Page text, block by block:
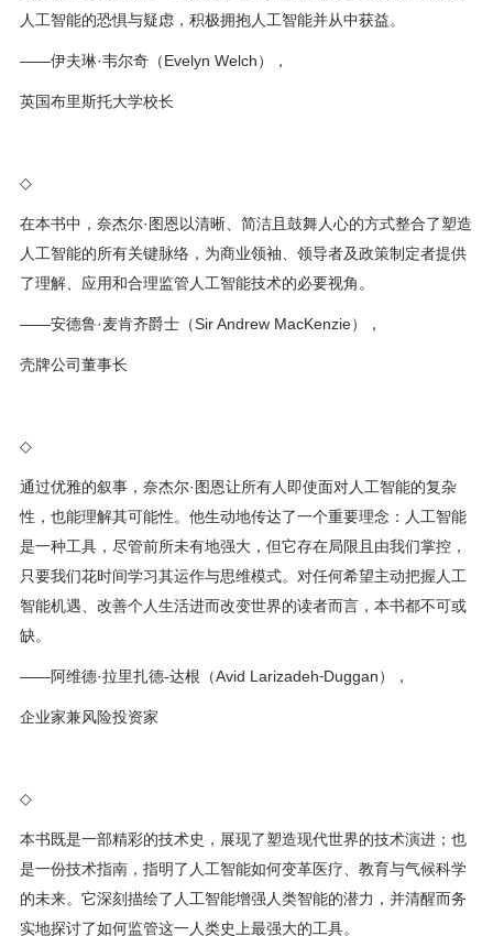
人工智能的恐惧与疑虑，积极拥抱人工智能并从中获益。
——伊夫琳·韦尔奇（Evelyn Welch），
英国布里斯托大学校长
◇
在本书中，奈杰尔·图恩以清晰、简洁且鼓舞人心的方式整合了塑造
人工智能的所有关键脉络，为商业领袖、领导者及政策制定者提供
了理解、应用和合理监管人工智能技术的必要视角。
——安德鲁·麦肯齐爵士（Sir Andrew MacKenzie），
壳牌公司董事长
◇
通过优雅的叙事，奈杰尔·图恩让所有人即使面对人工智能的复杂
性，也能理解其可能性。他生动地传达了一个重要理念：人工智能
是一种工具，尽管前所未有地强大，但它存在局限且由我们掌控，
只要我们花时间学习其运作与思维模式。对任何希望主动把握人工
智能机遇、改善个人生活进而改变世界的读者而言，本书都不可或
缺。
——阿维德·拉里扎德-达根（Avid Larizadeh⁃Duggan），
企业家兼风险投资家
◇
本书既是一部精彩的技术史，展现了塑造现代世界的技术演进；也
是一份技术指南，指明了人工智能如何变革医疗、教育与气候科学
的未来。它深刻描绘了人工智能增强人类智能的潜力，并清醒而务
实地探讨了如何监管这一人类史上最强大的工具。